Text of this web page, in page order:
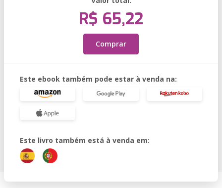
R$ 65,22
Comprar
Este ebook também pode estar à venda na:
Este livro também está à venda em: